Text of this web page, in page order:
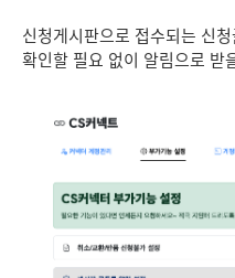
신청게시판으로 접수되는 신
확인할 필요 없이 알림으로 받